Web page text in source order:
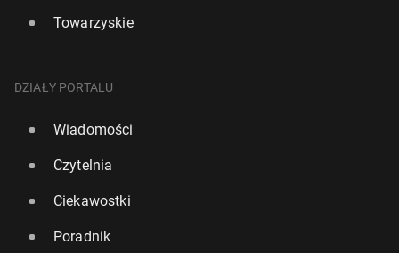
Towarzyskie
DZIAŁY PORTALU
Wiadomości
Czytelnia
Ciekawostki
Poradnik